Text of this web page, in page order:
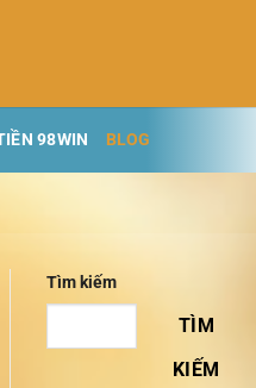
98WIN BLOG
Tìm kiếm
TÌM
KIẾM